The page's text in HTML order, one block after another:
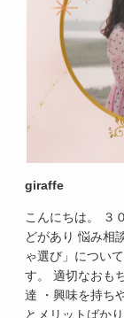
giraffe
こんにちは。 ３
どがあり 悩み相
ゃ選び」につい
す。 適切なおも
達 ・興味を持ち
とメリットばか